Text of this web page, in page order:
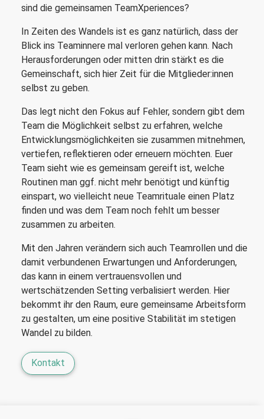
sind die gemeinsamen TeamXperiences?
In Zeiten des Wandels ist es ganz natürlich, dass der
Blick ins Teaminnere mal verloren gehen kann. Nach
Herausforderungen oder mitten drin stärkt es die
Gemeinschaft, sich hier Zeit für die Mitglieder:innen
selbst zu geben.
Das legt nicht den Fokus auf Fehler, sondern gibt dem
Team die Möglichkeit selbst zu erfahren, welche
Entwicklungsmöglichkeiten sie zusammen mitnehmen,
vertiefen, reflektieren oder erneuern möchten. Euer
Team sieht wie es gemeinsam gereift ist, welche
Routinen man ggf. nicht mehr benötigt und künftig
einspart, wo vielleicht neue Teamrituale einen Platz
finden und was dem Team noch fehlt um besser
zusammen zu arbeiten.
Mit den Jahren verändern sich auch Teamrollen und die
damit verbundenen Erwartungen und Anforderungen,
das kann in einem vertrauensvollen und
wertschätzenden Setting verbalisiert werden. Hier
bekommt ihr den Raum, eure gemeinsame Arbeitsform
zu gestalten, um eine positive Stabilität im stetigen
Wandel zu bilden.
Kontakt